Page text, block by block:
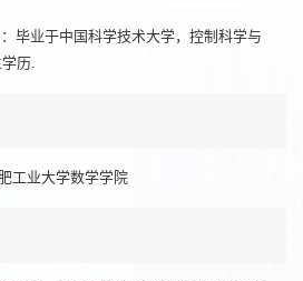
毕业于中国科学技术大学，控制科学与
历.
工业大学数学学院